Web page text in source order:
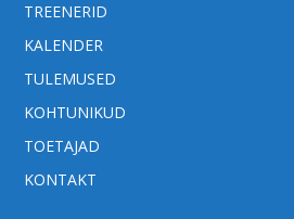
TREENERID
KALENDER
TULEMUSED
KOHTUNIKUD
TOETAJAD
KONTAKT